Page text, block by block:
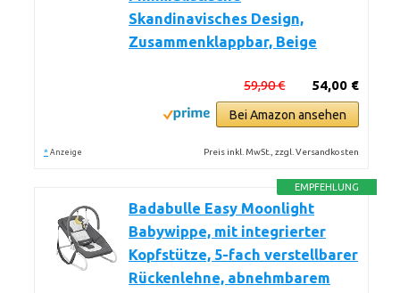
Skandinavisches Design,
Zusammenklappbar, Beige
54,00 €
59,90 €
Bei Amazon ansehen
* Anzeige Preis inkl. MwSt., zzgl. Versandkosten
EMPFEHLUNG
Badabulle Easy Moonlight
Babywippe, mit integrierter
Kopfstütze, 5-fach verstellbarer
Rückenlehne, abnehmbarem